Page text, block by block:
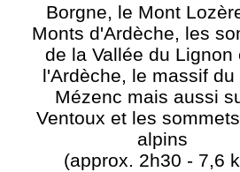
Borgne, le Mont
Monts d'Ardèche, les
de la Vallée du Lignon
l'Ardèche, le massif du
Mézenc mais aussi
Ventoux et les
alpins
(approx. 2h30 - 7,6